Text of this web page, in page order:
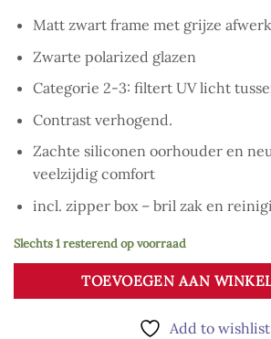
Matt zwart frame met grijze
Zwarte polarized glazen
Categorie 2-3: filtert UV licht
Contrast verhogend.
Zachte siliconen oorhouder en
veelzijdig comfort
incl. zipper box – bril zak en
Slechts 1 resterend op voorraad
TOEVOEGEN AAN
Add to wishlist